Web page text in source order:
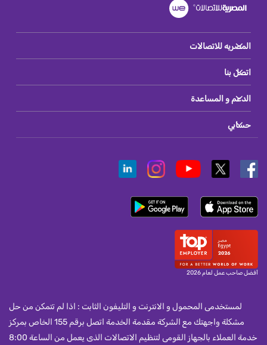
المصريه للاتصالات
اتصل بنا
الدعم و المساعدة
حسابي
أفضل صاحب عمل لعام 2026
لمستخدمى المحمول و الانترنت و التليفون الثابت : اذا لم تتمكن من حل
مشكلة واجهتك مع الشركة مقدمة الخدمة اتصل برقم 155 الخاص بمركز
خدمة العملاء بالجهاز القومى لتنظيم الاتصالات الذى يعمل من الساعة 8:00